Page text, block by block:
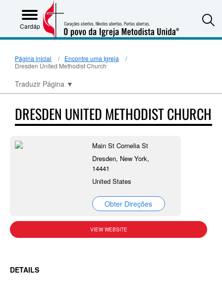
Cardápio
Página inicial
Encontre uma Igreja
Dresden United Methodist Church
Traduzir Página ▼
DRESDEN UNITED METHODIST CHURCH
Main St Cornelia St
Dresden, New York,
14441
United States
Obter Direções
VIEW WEBSITE
DETAILS